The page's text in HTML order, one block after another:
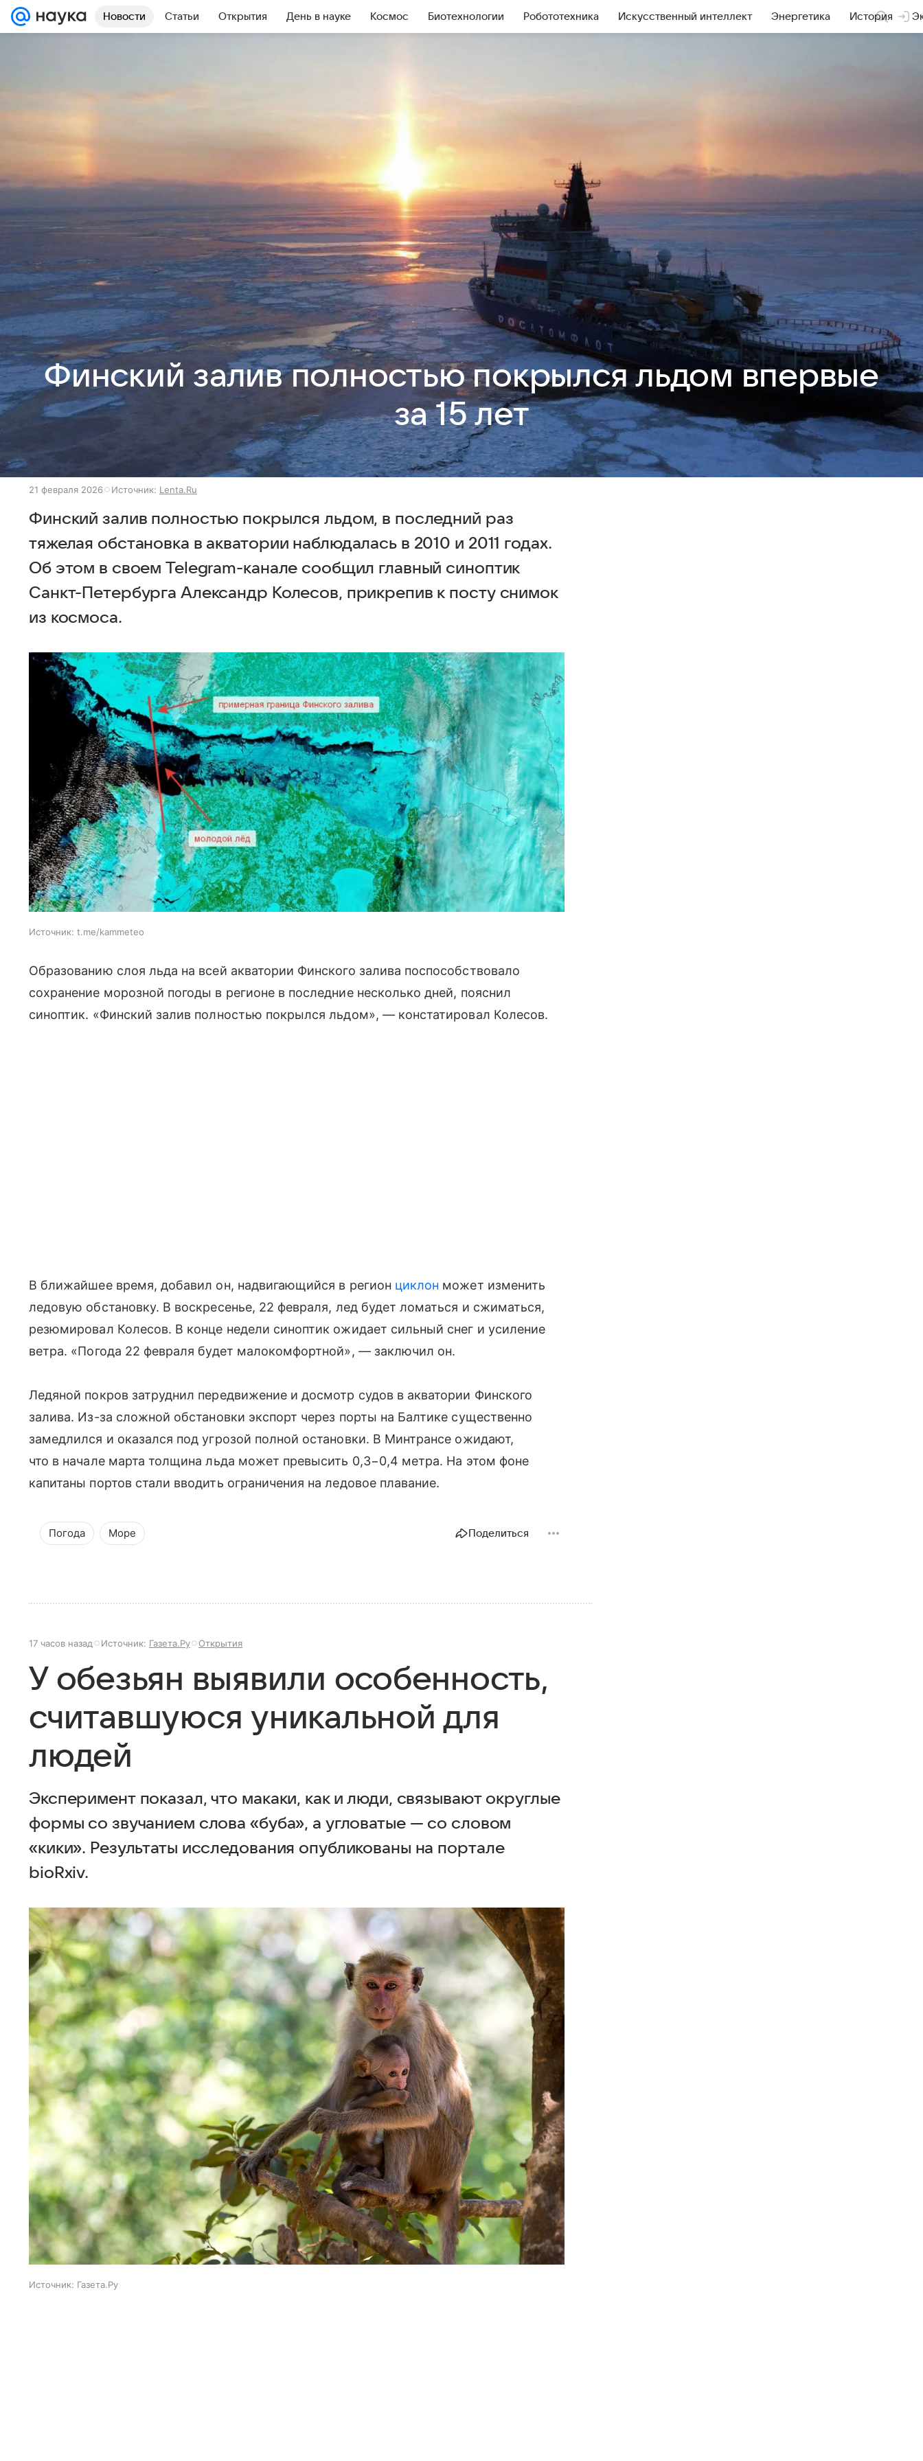
Новости Статьи Открытия День в науке Космос Биотехнологии Робототехника Искусственный интеллект Энергетика История
Финский залив полностью покрылся льдом впервые
за 15 лет
21 февраля 2026 Источник: Lenta.Ru
Финский залив полностью покрылся льдом, в последний раз
тяжелая обстановка в акватории наблюдалась в 2010 и 2011 годах.
Об этом в своем Telegram-канале сообщил главный синоптик
Санкт-Петербурга Александр Колесов, прикрепив к посту снимок
из космоса.
Источник: t.me/kammeteo
Образованию слоя льда на всей акватории Финского залива поспособствовало
сохранение морозной погоды в регионе в последние несколько дней, пояснил
синоптик. «Финский залив полностью покрылся льдом», — констатировал Колесов.
В ближайшее время, добавил он, надвигающийся в регион циклон может изменить
ледовую обстановку. В воскресенье, 22 февраля, лед будет ломаться и сжиматься,
резюмировал Колесов. В конце недели синоптик ожидает сильный снег и усиление
ветра. «Погода 22 февраля будет малокомфортной», — заключил он.
Ледяной покров затруднил передвижение и досмотр судов в акватории Финского
залива. Из-за сложной обстановки экспорт через порты на Балтике существенно
замедлился и оказался под угрозой полной остановки. В Минтрансе ожидают,
что в начале марта толщина льда может превысить 0,3−0,4 метра. На этом фоне
капитаны портов стали вводить ограничения на ледовое плавание.
Погода Море Поделиться
17 часов назад Источник: Газета.Ру Открытия
У обезьян выявили особенность,
считавшуюся уникальной для
людей
Эксперимент показал, что макаки, как и люди, связывают округлые
формы со звучанием слова «буба», а угловатые — со словом
«кики». Результаты исследования опубликованы на портале
bioRxiv.
Источник: Газета.Ру